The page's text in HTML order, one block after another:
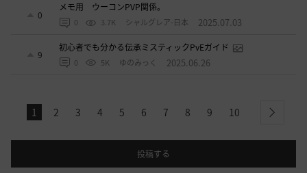
0
メモ用 ウーコンPVP関係。
0 3.7K シャルグレア-日本 2025.07.03
9
初心者でも分かる伝承ミスティックPvEガイド
0 5K ゆのみっく 2025.06.26
1 2 3 4 5 6 7 8 9 10 next
投稿する